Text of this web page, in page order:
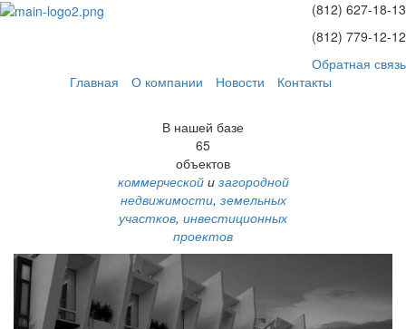
(812) 627-18-13
(812) 779-12-12
Обратная связь
Главная
О компании Новости Контакты
В нашей базе
65
объектов
коммерческойи загородной
недвижимости, земельных
участков, инвестиционных
проектов